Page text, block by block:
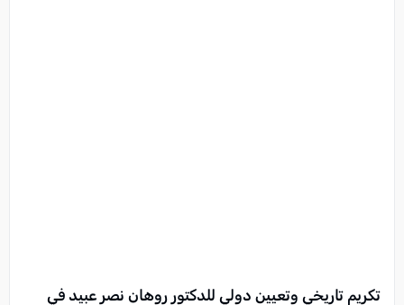
تكريم تاريخي وتعيين دولي للدكتور روهان نصر عبيد في